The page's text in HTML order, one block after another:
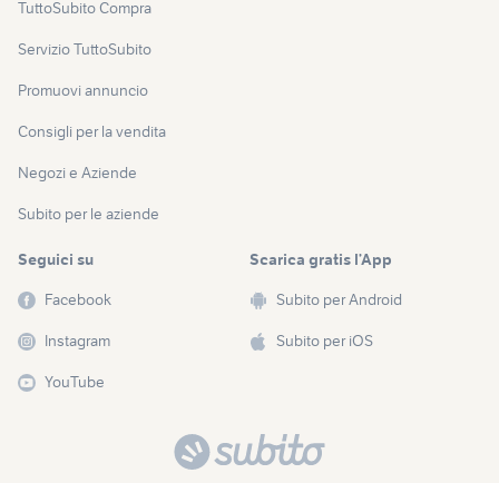
TuttoSubito Compra
Servizio TuttoSubito
Promuovi annuncio
Consigli per la vendita
Negozi e Aziende
Subito per le aziende
Seguici su
Facebook
Instagram
YouTube
Scarica gratis l’App
Subito per Android
Subito per iOS